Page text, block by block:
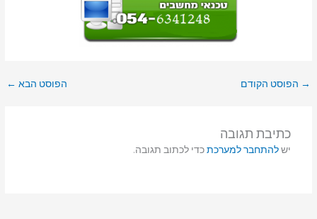
→ הפוסט הקודם הפוסט הבא ←
כתיבת תגובה
ישלהתחבר למערכתכדי לכתוב תגובה.